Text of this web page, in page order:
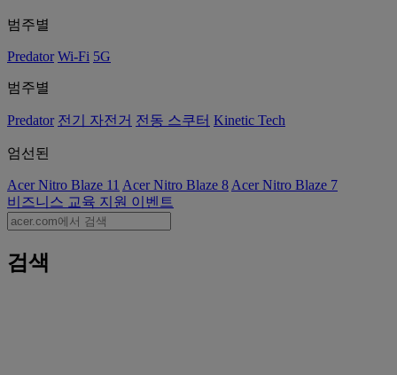
범주별
Predator Wi-Fi 5G
범주별
Predator 전기 자전거 전동 스쿠터 Kinetic Tech
엄선된
Acer Nitro Blaze 11 Acer Nitro Blaze 8 Acer Nitro Blaze 7
비즈니스 교육 지원 이벤트
검색